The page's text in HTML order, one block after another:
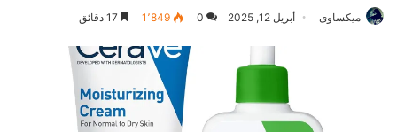
ميكساوى أبريل 12, 2025 0 1٬849